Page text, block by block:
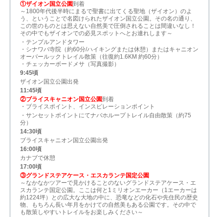
①ザイオン国立公園到着
～1800年代後半時にまるで聖書に出てくる聖地（ザイオン）のよ
う、ということで名図けられたザイオン国立公園。その名の通り、
この世のものとは思えない自然美で圧倒されることは間違いなし！
その中でもザイオンでの必見スポットへとお連れします～
・テンプルアンドタワー
・シナワバ寺院（約60分/ハイキングまたは休憩）またはキャニオン
オーバールックトレイル散策（往復約1.6KM 約60分）
・チェッカーボードメサ（写真撮影）
9:45頃
ザイオン国立公園出発
11:45頃
②ブライスキャニオン国立公園到着
・ブライスポイント、インスピレーションポイント
・サンセットポイントにてナバホループトレイル自由散策（約75
分）
14:30頃
ブライスキャニオン国立公園出発
16:00頃
カナブで休憩
17:00頃
③グランドステアケース・エスカランテ国定公園
～なかなかツアーで見かけることのないグランドステアケース・エ
スカランテ国定公園。ここは何と1ミリオンエーカー（1エーカーは
約1224坪）との広大な大地の中に、恐竜などの化石や先住民の歴史
物、もちろん長い年月をかけての自然美もある公園です。その中で
も散策しやすいトレイルをお楽しみください～